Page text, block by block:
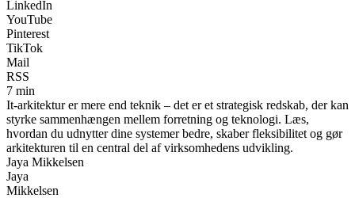
LinkedIn
YouTube
Pinterest
TikTok
Mail
RSS
7 min
It-arkitektur er mere end teknik – det er et strategisk redskab, der kan
styrke sammenhængen mellem forretning og teknologi. Læs,
hvordan du udnytter dine systemer bedre, skaber fleksibilitet og gør
arkitekturen til en central del af virksomhedens udvikling.
Jaya Mikkelsen
Jaya
Mikkelsen